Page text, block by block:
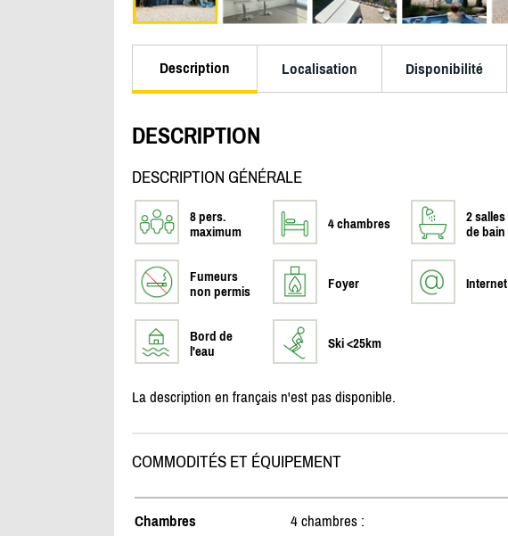
Description Localisation Disponibilité
DESCRIPTION
DESCRIPTION GÉNÉRALE
8 pers.
maximum
4 chambres
2 salles
de bain
Fumeurs
non permis
Foyer Internet
Bord de
l'eau
Ski <25km
La description en français n'est pas disponible.
COMMODITÉS ET ÉQUIPEMENT
Chambres
4 chambres :